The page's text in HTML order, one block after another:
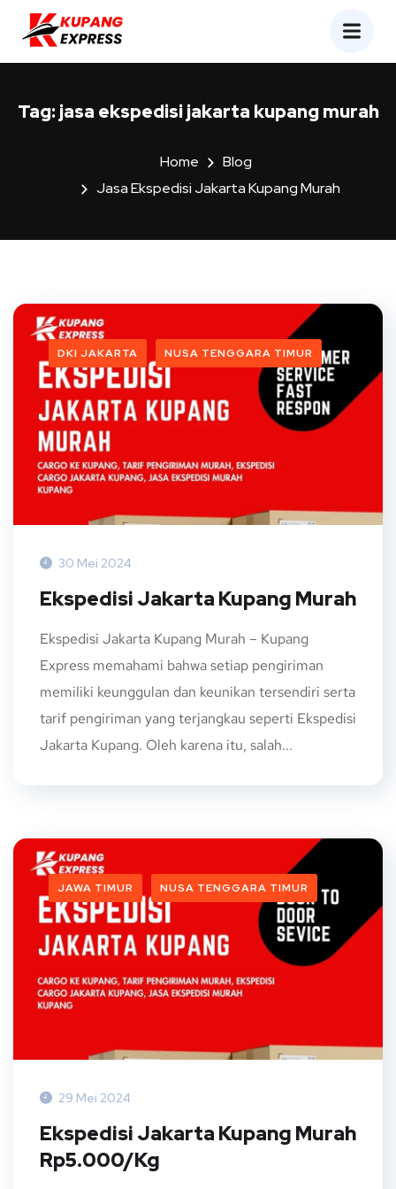
Tag: jasa ekspedisi jakarta kupang murah
Home
Blog
Jasa Ekspedisi Jakarta Kupang Murah
DKI JAKARTA NUSA TENGGARA TIMUR
30 Mei 2024
Ekspedisi Jakarta Kupang Murah
Ekspedisi Jakarta Kupang Murah – Kupang
Express memahami bahwa setiap pengiriman
memiliki keunggulan dan keunikan tersendiri serta
tarif pengiriman yang terjangkau seperti Ekspedisi
Jakarta Kupang. Oleh karena itu, salah...
JAWA TIMUR NUSA TENGGARA TIMUR
29 Mei 2024
Ekspedisi Jakarta Kupang Murah
Rp5.000/Kg